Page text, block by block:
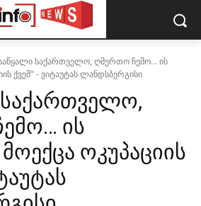
საქართველო, ღმერთო ჩემო... ის
ქვეშ" - ვიტაუტას ლანდსბერგისი
საქართველო,
ის
ოკუპაციის